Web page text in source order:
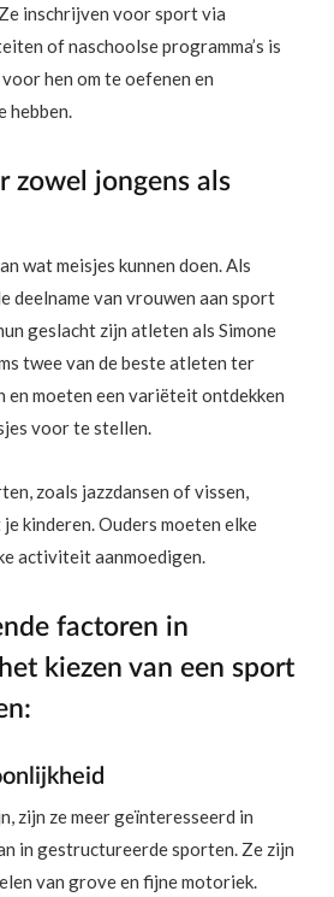
inschrijven voor sport via
of naschoolse programma’s is
hen om te oefenen en
hebben.
zowel jongens als
wat meisjes kunnen doen. Als
deelname van vrouwen aan sport
geslacht zijn atleten als Simone
twee van de beste atleten ter
en moeten een variëteit ontdekken
voor te stellen.
zoals jazzdansen of vissen,
kinderen. Ouders moeten elke
activiteit aanmoedigen.
factoren in
kiezen van een sport
zijn ze meer geïnteresseerd in
in gestructureerde sporten. Ze zijn
van grove en fijne motoriek.